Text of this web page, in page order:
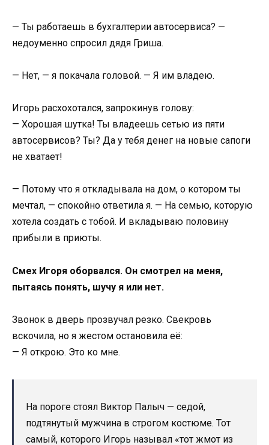
— Ты работаешь в бухгалтерии автосервиса? —
недоуменно спросил дядя Гриша.
— Нет, — я покачала головой. — Я им владею.
Игорь расхохотался, запрокинув голову:
— Хорошая шутка! Ты владеешь сетью из пяти
автосервисов? Ты? Да у тебя денег на новые сапоги
не хватает!
— Потому что я откладывала на дом, о котором ты
мечтал, — спокойно ответила я. — На семью, которую
хотела создать с тобой. И вкладываю половину
прибыли в приюты.
Смех Игоря оборвался. Он смотрел на меня,
пытаясь понять, шучу я или нет.
Звонок в дверь прозвучал резко. Свекровь
вскочила, но я жестом остановила её:
— Я открою. Это ко мне.
На пороге стоял Виктор Палыч — седой,
подтянутый мужчина в строгом костюме. Тот
самый, которого Игорь называл «тот жмот из